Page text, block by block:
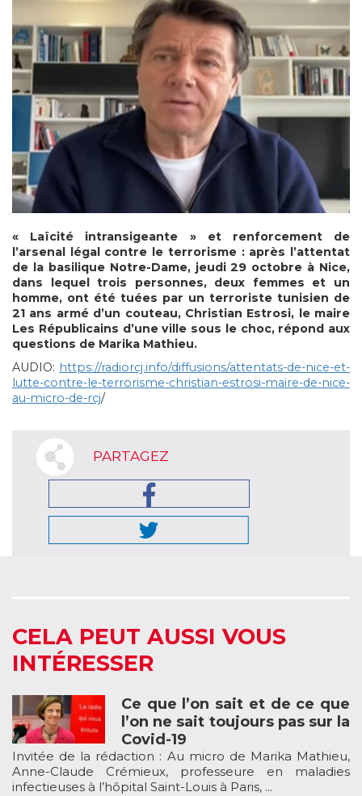
« Laïcité intransigeante » et renforcement de
l’arsenal légal contre le terrorisme : après l’attentat
de la basilique Notre-Dame, jeudi 29 octobre à Nice,
dans lequel trois personnes, deux femmes et un
homme, ont été tuées par un terroriste tunisien de
21 ans armé d’un couteau, Christian Estrosi, le maire
Les Républicains d’une ville sous le choc, répond aux
questions de Marika Mathieu.
AUDIO: https://radiorcj.info/diffusions/attentats-de-nice-et-
lutte-contre-le-terrorisme-christian-estrosi-maire-de-nice-
au-micro-de-rcj/
PARTAGEZ
CELA PEUT AUSSI VOUS
INTÉRESSER
Ce que l’on sait et de ce que
l’on ne sait toujours pas sur la
Covid-19
Invitée de la rédaction : Au micro de Marika Mathieu,
Anne-Claude Crémieux, professeure en maladies
infectieuses à l’hôpital Saint-Louis à Paris, ...